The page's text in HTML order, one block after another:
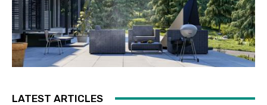
LATEST ARTICLES